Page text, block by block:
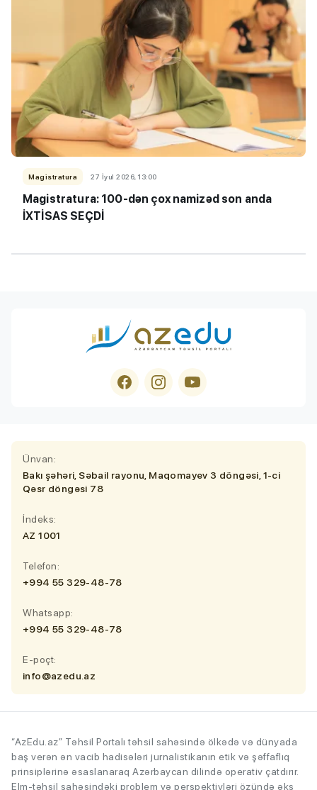
Magistratura 27 İyul 2026, 13:00
Magistratura: 100-dən çox namizəd son anda
İXTİSAS SEÇDİ
Ünvan:
Bakı şəhəri, Səbail rayonu, Maqomayev 3 döngəsi, 1-ci
Qəsr döngəsi 78
İndeks:
AZ 1001
Telefon:
+994 55 329-48-78
Whatsapp:
+994 55 329-48-78
E-poçt:
info@azedu.az
“AzEdu.az” Təhsil Portalı təhsil sahəsində ölkədə və dünyada
baş verən ən vacib hadisələri jurnalistikanın etik və şəffaflıq
prinsiplərinə əsaslanaraq Azərbaycan dilində operativ çatdırır.
Elm-təhsil sahəsindəki problem və perspektivləri özündə əks